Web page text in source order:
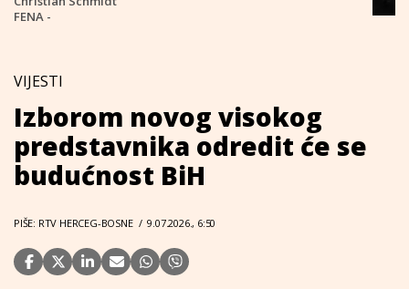
FENA -
VIJESTI
Izborom novog visokog
predstavnika odredit će se
budućnost BiH
PIŠE: RTV HERCEG-BOSNE / 9.07.2026., 6:50